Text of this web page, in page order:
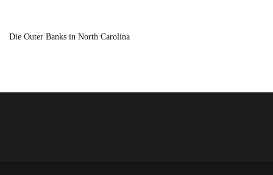
Die Outer Banks in North Carolina